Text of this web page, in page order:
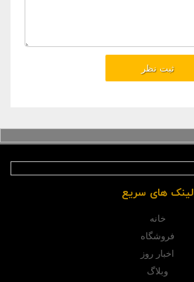
لینک های سریع
خانه
فروشگاه
اخبار روز
وبلاگ